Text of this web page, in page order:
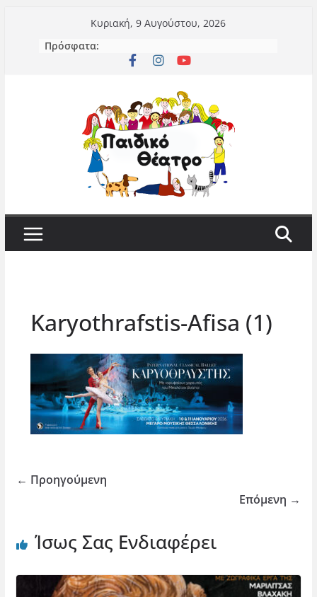
περιεχόμενο
Κυριακή, 9 Αυγούστου, 2026
Πρόσφατα:
Karyothrafstis-Afisa (1)
← Προηγούμενη
Επόμενη →
Ίσως Σας Ενδιαφέρει